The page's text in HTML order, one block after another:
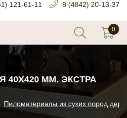
121-61-11 8 (4842) 20-13-37
40Х420 ММ. ЭКСТРА
Пиломатериалы из сухих пород